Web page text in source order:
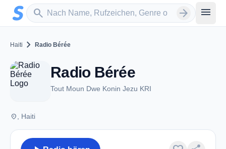
Zum Hauptinhalt springen
search
Sender suchen arrow_forward menu
Haiti chevron_right Radio Bérée
Radio Bérée
Tout Moun Dwe Konin Jezu KRI
place , Haiti